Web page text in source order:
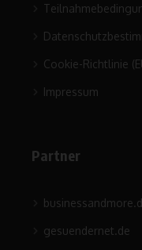
Cookie-Richtlinie
Impressum
Partner
gesuendernet.de